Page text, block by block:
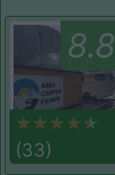
8.8
(33)